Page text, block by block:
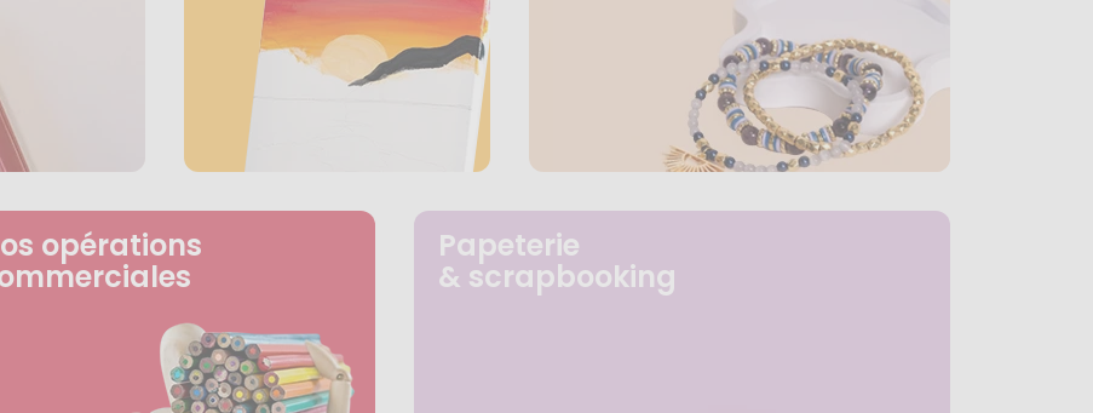
opérations Papeterie
& scrapbooking